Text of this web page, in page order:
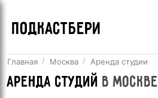
ПОДКАСТБЕРИ
Главная Москва Аренда студии
Аренда студий вМоскве